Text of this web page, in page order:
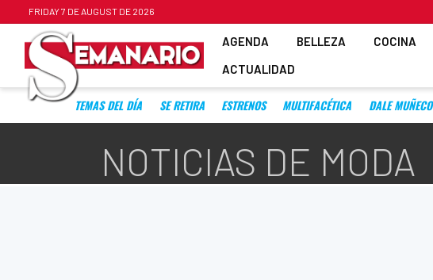
FRIDAY 7 DE AUGUST DE 2026
AGENDA BELLEZA COCINA
ACTUALIDAD
TEMAS DEL DÍA SE RETIRA ESTRENOS MULTIFACÉTICA DALE MUÑECO
NOTICIAS DE MODA